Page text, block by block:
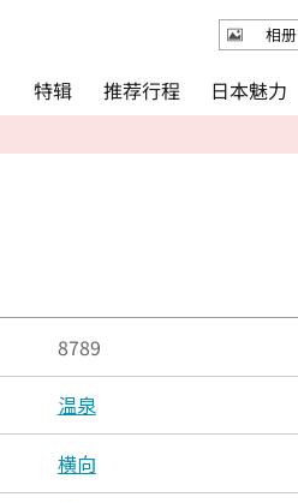
8789
温泉
横向
特辑 推荐行程 日本魅力
相册